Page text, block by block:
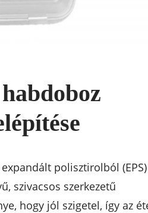
polisztirolból (EPS)
szivacsos szerkezetű
hogy jól szigetel, így az